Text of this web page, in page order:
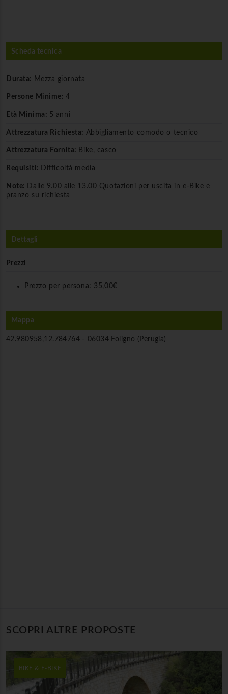
Scheda tecnica
Durata: Mezza giornata
Persone Minime:4
Età Minima: 5 anni
Attrezzatura Richiesta: Abbigliamento comodo o tecnico
Attrezzatura Fornita: Bike, casco
Requisiti: Difficoltà media
Note:
Dalle 9.00 alle 13.00 Quotazioni per uscita in e-Bike e
pranzo su richiesta
Dettagli
Prezzi
Prezzo per persona: 35,00€
Mappa
42.980958,12.784764 - 06034 Foligno (Perugia)
SCOPRI ALTRE PROPOSTE
BIKE & E-BIKE